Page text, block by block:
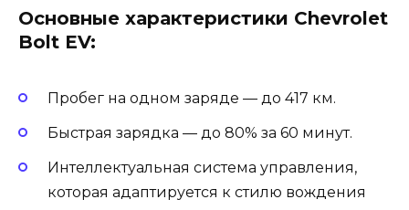
Основные характеристики Chevrolet
Bolt EV:
Пробег на одном заряде — до 417 км.
Быстрая зарядка — до 80% за 60 минут.
Интеллектуальная система управления,
которая адаптируется к стилю вождения